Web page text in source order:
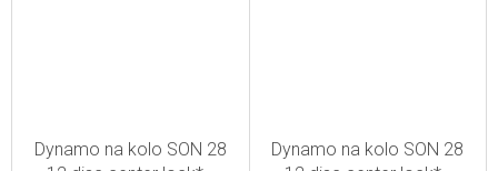
Dynamo na kolo SON 28
Dynamo na kolo SON 28